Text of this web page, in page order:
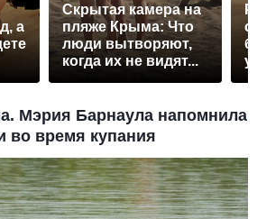
а
Скрытая камера на
пляже Крыма: Что
люди вытворяют,
когда их не видят...
Мэрия Барнаула напомнила
во время купания